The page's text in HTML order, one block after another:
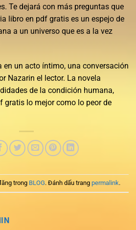
Te dejará con más preguntas que
libro en pdf gratis es un espejo de
a un universo que es a la vez
en un acto íntimo, una conversación
Nazarin el lector. La novela
de la condición humana,
gratis lo mejor como lo peor de
trong BLOG. Đánh dấu trang permalink.